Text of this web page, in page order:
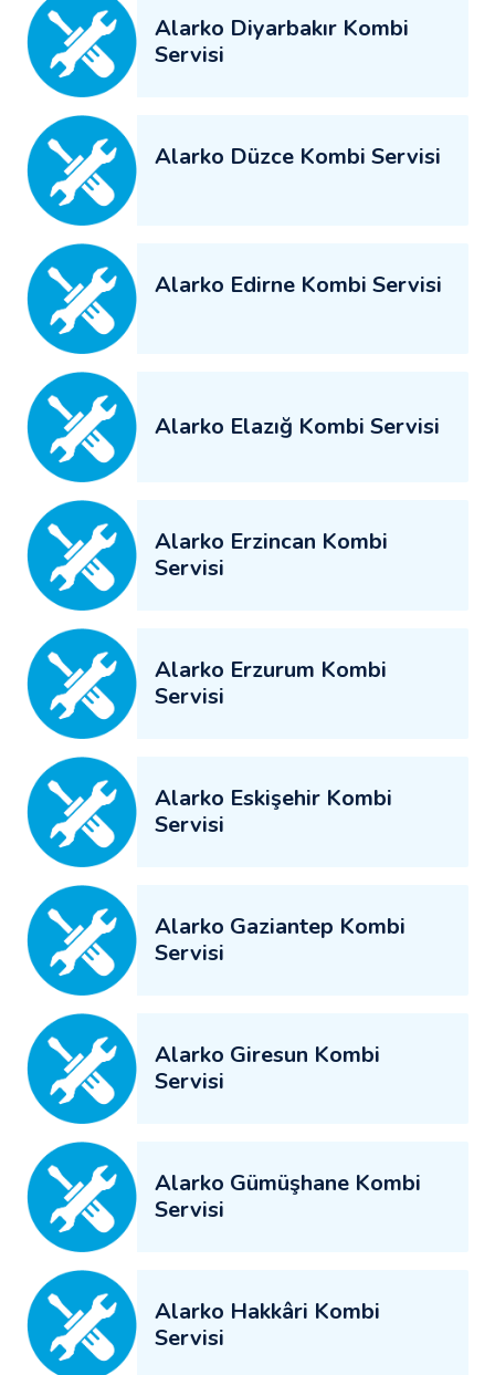
Alarko Diyarbakır Kombi
Servisi
Alarko Düzce Kombi Servisi
Alarko Edirne Kombi Servisi
Alarko Elazığ Kombi Servisi
Alarko Erzincan Kombi
Servisi
Alarko Erzurum Kombi
Servisi
Alarko Eskişehir Kombi
Servisi
Alarko Gaziantep Kombi
Servisi
Alarko Giresun Kombi
Servisi
Alarko Gümüşhane Kombi
Servisi
Alarko Hakkâri Kombi
Servisi